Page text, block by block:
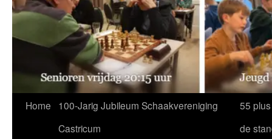
Home
100-Jarig Jubileum Schaakvereniging
Castricum
55
de